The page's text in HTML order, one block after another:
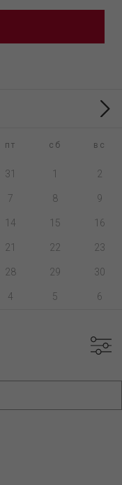
пт сб вс
31 1 2
7 8 9
14 15 16
21 22 23
28 29 30
4 5 6